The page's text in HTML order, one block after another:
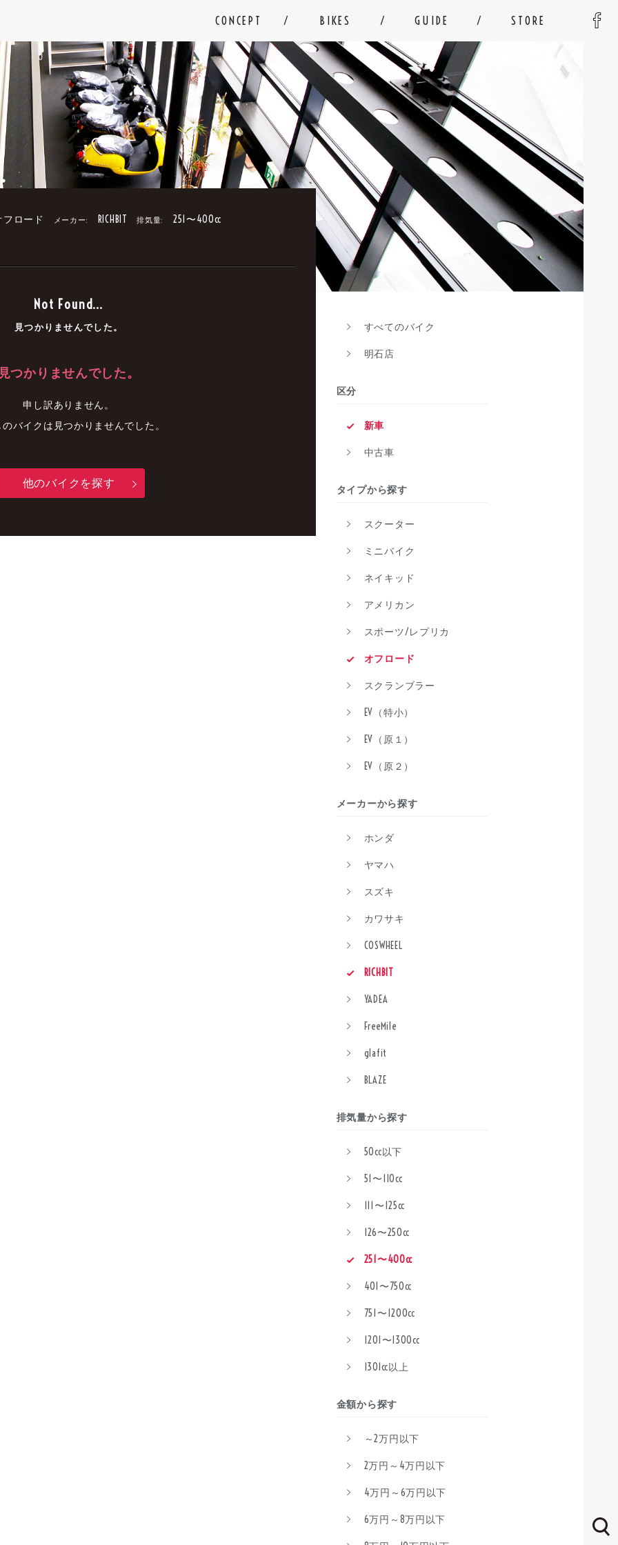
CONCEPT BIKES GUIDE STORE
フロード メーカー: RICHBIT 排気量: 251〜400cc
Not Found...
見つかりませんでした。
見つかりませんでした。
申し訳ありません。
バイクは見つかりませんでした。
他のバイクを探す
すべてのバイク
明石店
区分
新車
中古車
タイプから探す
スクーター
ミニバイク
ネイキッド
アメリカン
スポーツ/レプリカ
オフロード
スクランブラー
EV（特小）
EV（原１）
EV（原２）
メーカーから探す
ホンダ
ヤマハ
スズキ
カワサキ
COSWHEEL
RICHBIT
YADEA
FreeMile
glafit
BLAZE
排気量から探す
50cc以下
51〜110cc
111〜125cc
126〜250cc
251〜400cc
401〜750cc
751〜1200cc
1201〜1300cc
1301cc以上
金額から探す
～2万円以下
2万円～4万円以下
4万円～6万円以下
6万円～8万円以下
中古車